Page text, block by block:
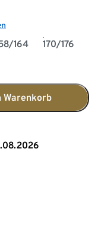
164 170/176
Warenkorb